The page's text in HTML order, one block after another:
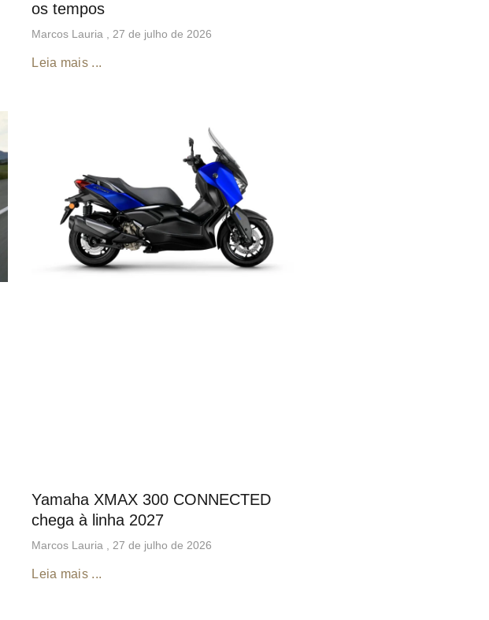
os tempos
Marcos Lauria 27 de julho de 2026
Leia mais ...
Yamaha XMAX 300 CONNECTED
chega à linha 2027
Marcos Lauria 27 de julho de 2026
Leia mais ...